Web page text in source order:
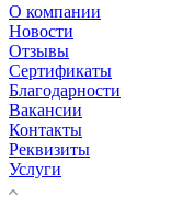
О компании
Новости
Отзывы
Сертификаты
Благодарности
Вакансии
Контакты
Реквизиты
Услуги